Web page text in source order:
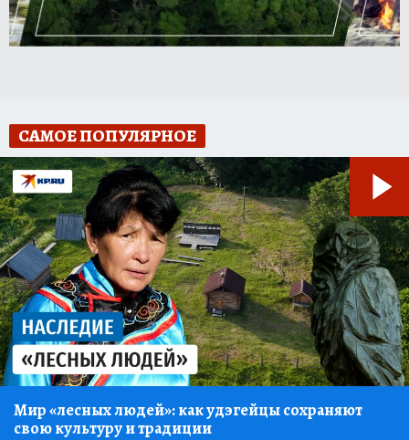
САМОЕ ПОПУЛЯРНОЕ
Мир «лесных людей»:как удэгейцы сохраняют
свою культуру и традиции